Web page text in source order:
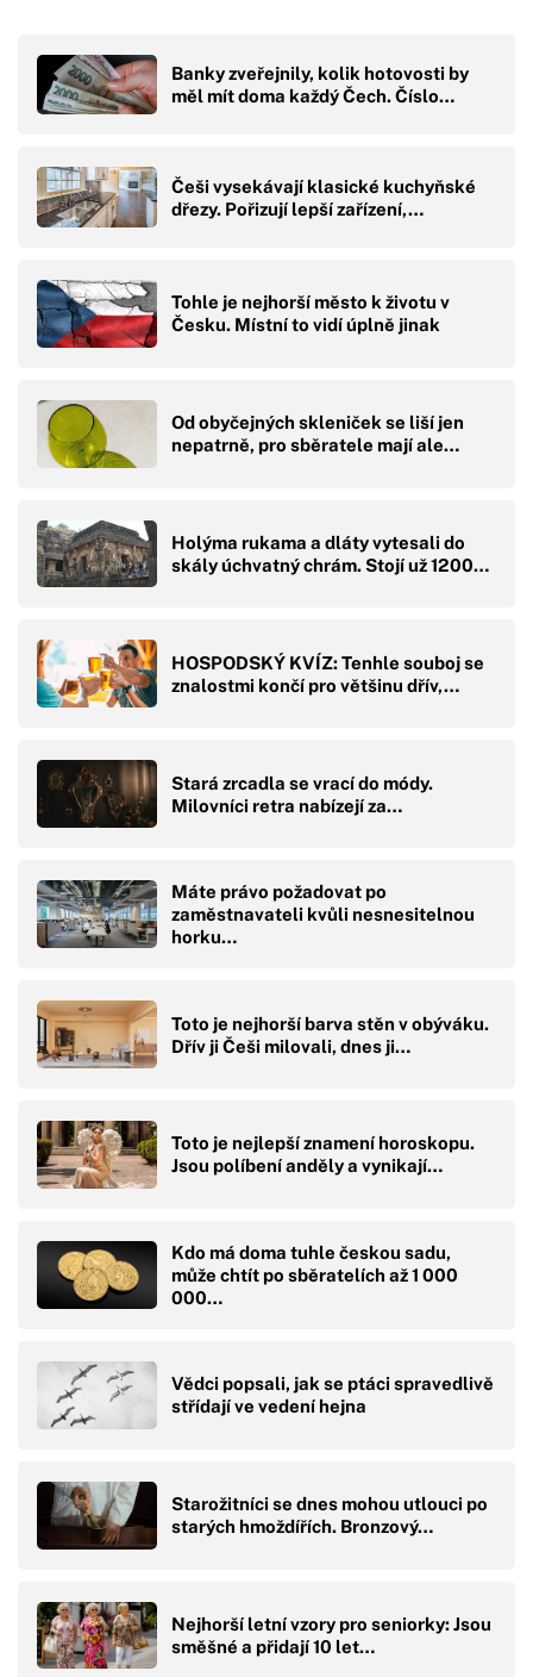
Banky zveřejnily, kolik hotovosti by
měl mít doma každý Čech. Číslo…
Češi vysekávají klasické kuchyňské
dřezy. Pořizují lepší zařízení,…
Tohle je nejhorší město k životu v
Česku. Místní to vidí úplně jinak
Od obyčejných skleniček se liší jen
nepatrně, pro sběratele mají ale…
Holýma rukama a dláty vytesali do
skály úchvatný chrám. Stojí už 1200…
HOSPODSKÝ KVÍZ: Tenhle souboj se
znalostmi končí pro většinu dřív,…
Stará zrcadla se vrací do módy.
Milovníci retra nabízejí za…
Máte právo požadovat po
zaměstnavateli kvůli nesnesitelnou
horku…
Toto je nejhorší barva stěn v obýváku.
Dřív ji Češi milovali, dnes ji…
Toto je nejlepší znamení horoskopu.
Jsou políbení anděly a vynikají…
Kdo má doma tuhle českou sadu,
může chtít po sběratelích až 1 000
000…
Vědci popsali, jak se ptáci spravedlivě
střídají ve vedení hejna
Starožitníci se dnes mohou utlouci po
starých hmoždířích. Bronzový…
Nejhorší letní vzory pro seniorky: Jsou
směšné a přidají 10 let…